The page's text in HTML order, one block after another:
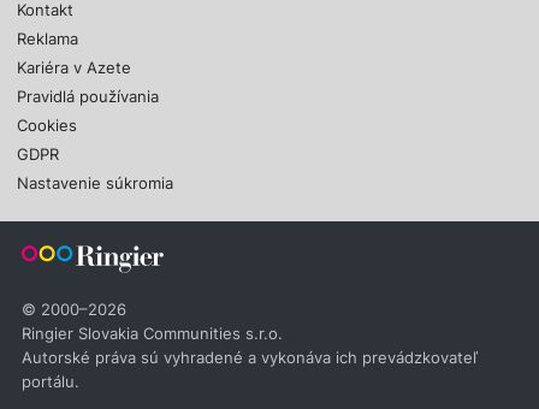
Kontakt
Reklama
Kariéra v Azete
Pravidlá používania
Cookies
GDPR
Nastavenie súkromia
© 2000–2026
Ringier Slovakia Communities s.r.o.
Autorské práva sú vyhradené a vykonáva ich prevádzkovateľ
portálu.